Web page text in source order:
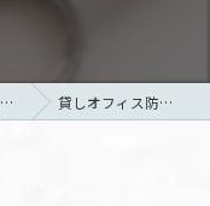
貸しオフィス防水工事